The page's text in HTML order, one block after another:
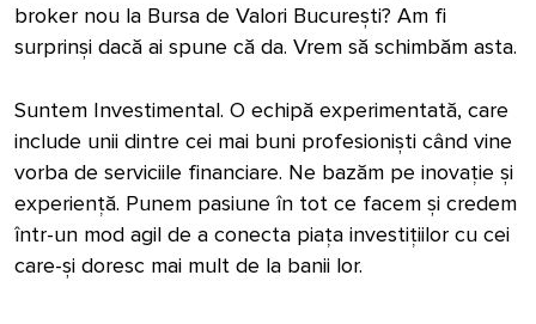
broker nou la Bursa de Valori București? Am fi
surprinși dacă ai spune că da. Vrem să schimbăm asta.
Suntem Investimental. O echipă experimentată, care
include unii dintre cei mai buni profesioniști când vine
vorba de serviciile financiare. Ne bazăm pe inovație și
experiență. Punem pasiune în tot ce facem și credem
într-un mod agil de a conecta piața investițiilor cu cei
care-și doresc mai mult de la banii lor.